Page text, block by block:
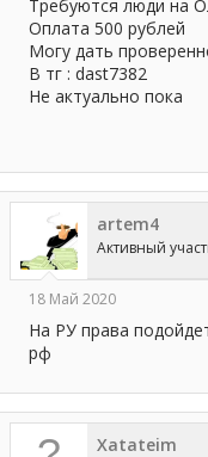
Требуются люди на
Оплата 500 рублей
Могу дать
В тг : dast7382
Не актуально пока
artem4
Активный
18 Май 2020
На РУ права
рф
Xatateim